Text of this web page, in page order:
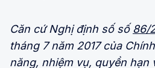
Căn cứ Nghị định số số 86/
tháng 7 năm 2017 của
năng, nhiệm vụ, quyền hạn